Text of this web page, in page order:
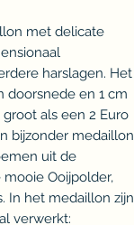
met delicate
harslagen. Het
doorsnede en 1 cm
als een 2 Euro
bijzonder medaillon
uit de
Ooijpolder,
In het medaillon zijn
verwerkt: